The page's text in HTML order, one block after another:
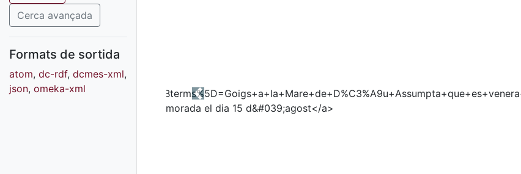
Fons d'art
Cerca avançada
Formats de sortida
atom, dc-rdf, dcmes-xml,
json, omeka-xml
Previous